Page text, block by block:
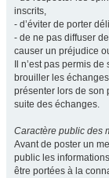
inscrits,
- d’éviter de porter
- de ne pas diffuser
causer un préjudice
Il n’est pas permis
brouiller les
présenter lors de son
suite des échanges.
Caractère public des
Avant de poster un
public les
être portées à la